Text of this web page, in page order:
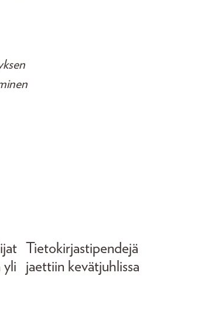
yli
Tietokirjastipendejä
jaettiin kevätjuhlissa